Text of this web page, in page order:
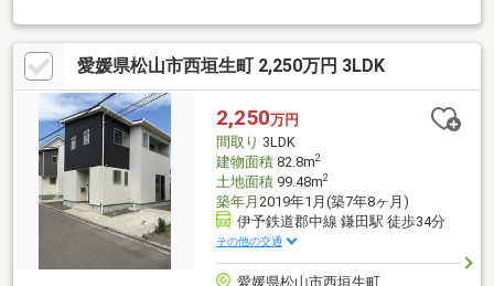
愛媛県松山市西垣生町 2,250万円 3LDK
2,250万円
間取り 3LDK
建物面積82.8m2
土地面積99.48m2
築年月 2019年1月(築7年8ヶ月)
伊予鉄道郡中線 鎌田駅 徒歩34分
その他の交通
愛媛県松山市西垣生町